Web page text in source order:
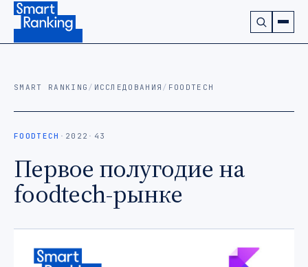
Подписаться на наш канал в Telegram (откроется в
SMART RANKING / ИССЛЕДОВАНИЯ / FOODTECH
FOODTECH · 2022 · 43
Первое полугодие на
foodtech-рынке